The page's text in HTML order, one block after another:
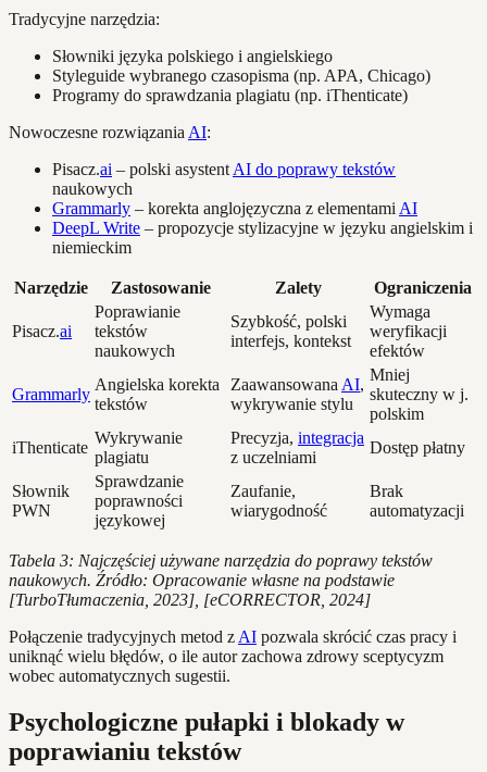
Tradycyjne narzędzia:
Słowniki języka polskiego i angielskiego
Styleguide wybranego czasopisma (np. APA, Chicago)
Programy do sprawdzania plagiatu (np. iThenticate)
Nowoczesne rozwiązania AI:
Pisacz.ai – polski asystent AI do poprawy tekstów
naukowych
Grammarly – korekta anglojęzyczna z elementami AI
DeepL Write – propozycje stylizacyjne w języku angielskim i
niemieckim
Narzędzie Zastosowanie Zalety Ograniczenia
Pisacz.ai
Poprawianie
tekstów
naukowych
Szybkość, polski
interfejs, kontekst
Wymaga
weryfikacji
efektów
Grammarly
Angielska korekta
tekstów
Zaawansowana AI,
wykrywanie stylu
Mniej
skuteczny w j.
polskim
iThenticate
Wykrywanie
plagiatu
Precyzja, integracja
z uczelniami
Dostęp płatny
Słownik
PWN
Sprawdzanie
poprawności
językowej
Zaufanie,
wiarygodność
Brak
automatyzacji
Tabela 3: Najczęściej używane narzędzia do poprawy tekstów
naukowych. Źródło: Opracowanie własne na podstawie
[TurboTłumaczenia, 2023], [eCORRECTOR, 2024]
Połączenie tradycyjnych metod z AI pozwala skrócić czas pracy i
uniknąć wielu błędów, o ile autor zachowa zdrowy sceptycyzm
wobec automatycznych sugestii.
Psychologiczne pułapki i blokady w
poprawianiu tekstów